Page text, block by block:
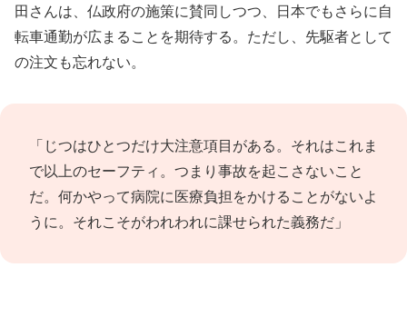
田さんは、仏政府の施策に賛同しつつ、日本でもさらに自
転車通勤が広まることを期待する。ただし、先駆者として
の注文も忘れない。
「じつはひとつだけ大注意項目がある。それはこれま
で以上のセーフティ。つまり事故を起こさないこと
だ。何かやって病院に医療負担をかけることがないよ
うに。それこそがわれわれに課せられた義務だ」